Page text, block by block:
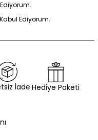
Ediyorum.
İade Hediye Paketi